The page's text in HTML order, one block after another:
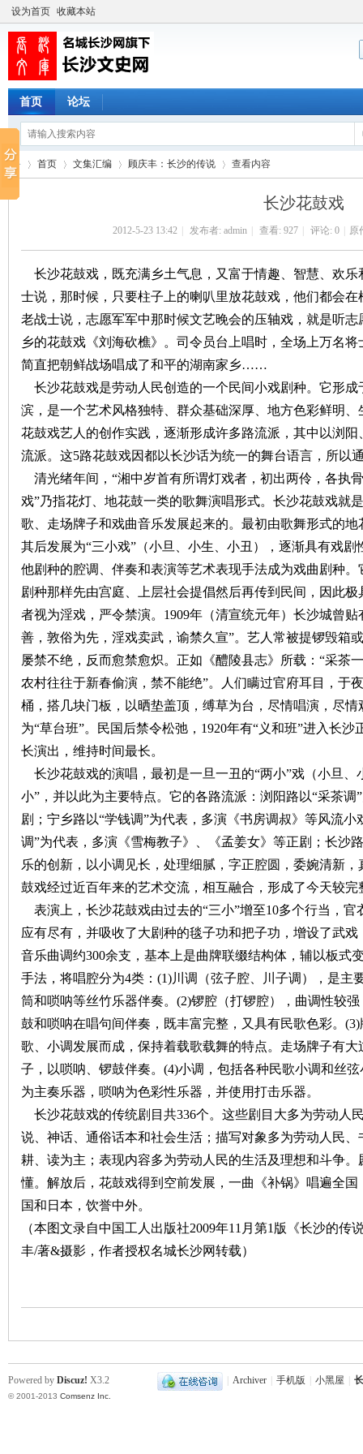
设为首页 收藏本站
首页 论坛
首页 文集汇编
›
顾庆丰：长沙的传说
›
查看内容
长沙花鼓戏
2012-5-23 13:42 发布者: admin 查看: 927 评论: 0 原
长沙花鼓戏，既充满乡土气息，又富于情趣、智慧、欢
士说，那时候，只要柱子上的喇叭里放花鼓戏，他们都会
老战士说，志愿军军中那时候文艺晚会的压轴戏，就是听
乡的花鼓戏《刘海砍樵》。司令员台上唱时，全场上万名
简直把朝鲜战场唱成了和平的湖南家乡……
长沙花鼓戏是劳动人民创造的一个民间小戏剧种。它形
滨，是一个艺术风格独特、群众基础深厚、地方色彩鲜明
花鼓戏艺人的创作实践，逐渐形成许多路流派，其中以浏
流派。这5路花鼓戏因都以长沙话为统一的舞台语言，所以
清光绪年间，“湘中岁首有所谓灯戏者，初出两伶，各执
戏”乃指花灯、地花鼓一类的歌舞演唱形式。长沙花鼓戏就
歌、走场牌子和戏曲音乐发展起来的。最初由歌舞形式的
其后发展为“三小戏”（小旦、小生、小丑），逐渐具有戏
他剧种的腔调、伴奏和表演等艺术表现手法成为戏曲剧种
剧种那样先由宫庭、上层社会提倡然后再传到民间，因此
者视为淫戏，严令禁演。 1909年（清宣统元年）长沙城曾贴
善，敦俗为先，淫戏卖武，谕禁久宣”。艺人常被提锣毁箱
屡禁不绝，反而愈禁愈炽。正如《醴陵县志》所载：“采茶
农村往往于新春偷演，禁不能绝”。人们瞒过官府耳目，于
桶，搭几块门板，以晒垫盖顶，缚草为台，尽情唱演，尽
为“草台班”。民国后禁令松弛， 1920年有“义和班”进入长沙
长演出，维持时间最长。
长沙花鼓戏的演唱，最初是一旦一丑的“两小”戏（小旦
小”，并以此为主要特点。它的各路流派：浏阳路以“采茶
剧；宁乡路以“学钱调”为代表，多演《书房调叔》等风流小
调”为代表，多演《雪梅教子》、《孟姜女》等正剧；长沙
乐的创新，以小调见长，处理细腻，字正腔圆，委婉清新
鼓戏经过近百年来的艺术交流，相互融合，形成了今天较
表演上，长沙花鼓戏由过去的“三小”增至10多个行当，官
应有尽有，并吸收了大剧种的毯子功和把子功，增设了武
音乐曲调约300余支，基本上是曲牌联缀结构体，辅以板式
手法，将唱腔分为4类： (1)川调（弦子腔、川子调），是主
筒和唢呐等丝竹乐器伴奏。 (2)锣腔（打锣腔），曲调性较
鼓和唢呐在唱句间伴奏，既丰富完整，又具有民歌色彩。 (3)
歌、小调发展而成，保持着载歌载舞的特点。走场牌子有
子，以唢呐、锣鼓伴奏。 (4)小调，包括各种民歌小调和丝
为主奏乐器，唢呐为色彩性乐器，并使用打击乐器。
长沙花鼓戏的传统剧目共336个。这些剧目大多为劳动人
说、神话、通俗话本和社会生活；描写对象多为劳动人民
耕、读为主；表现内容多为劳动人民的生活及理想和斗争
懂。解放后，花鼓戏得到空前发展，一曲《补锅》唱遍全
国和日本，饮誉中外。
（本图文录自中国工人出版社2009年11月第1版《长沙的
丰/著&摄影，作者授权名城长沙网转载）
Archiver 手机版 小黑屋
Powered by Discuz! X3.2
© 2001-2013 Comsenz Inc.